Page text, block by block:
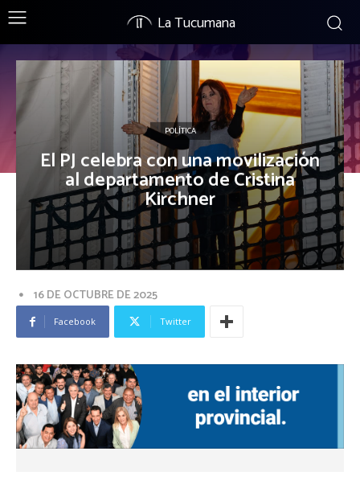
La Tucumana
POLÍTICA
El PJ celebra con una movilización
al departamento de Cristina
Kirchner
16 DE OCTUBRE DE 2025
Facebook Twitter